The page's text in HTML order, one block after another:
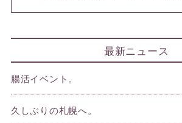
最新ニュース
腸活イベント。
久しぶりの札幌へ。